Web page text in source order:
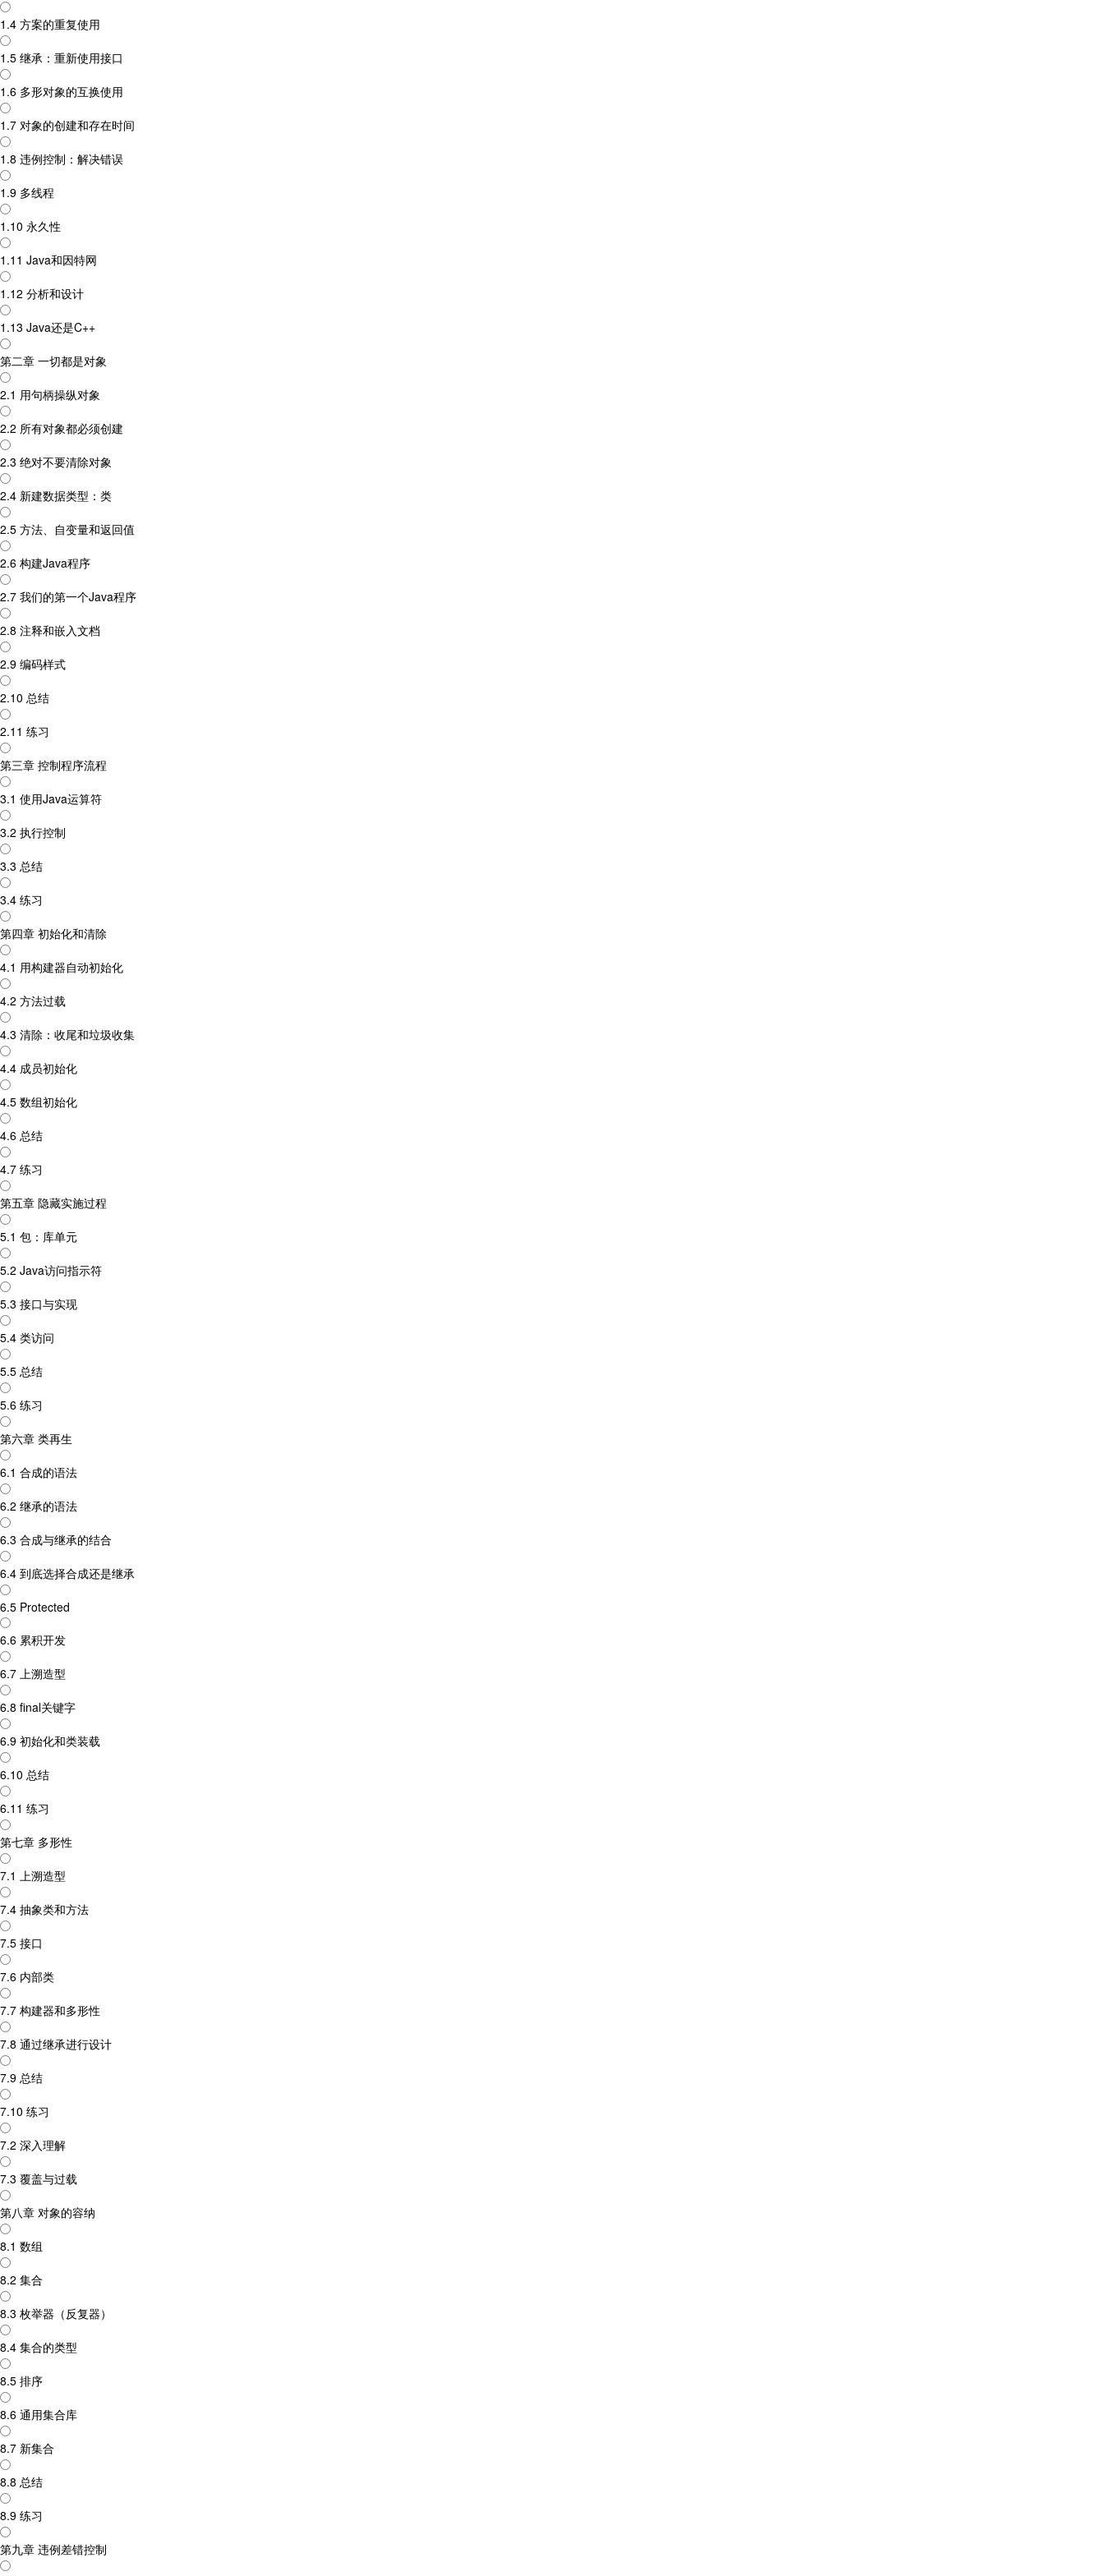
1.4 方案的重复使用
1.5 继承：重新使用接口
1.6 多形对象的互换使用
1.7 对象的创建和存在时间
1.8 违例控制：解决错误
1.9 多线程
1.10 永久性
1.11 Java和因特网
1.12 分析和设计
1.13 Java还是C++
第二章 一切都是对象
2.1 用句柄操纵对象
2.2 所有对象都必须创建
2.3 绝对不要清除对象
2.4 新建数据类型：类
2.5 方法、自变量和返回值
2.6 构建Java程序
2.7 我们的第一个Java程序
2.8 注释和嵌入文档
2.9 编码样式
2.10 总结
2.11 练习
第三章 控制程序流程
3.1 使用Java运算符
3.2 执行控制
3.3 总结
3.4 练习
第四章 初始化和清除
4.1 用构建器自动初始化
4.2 方法过载
4.3 清除：收尾和垃圾收集
4.4 成员初始化
4.5 数组初始化
4.6 总结
4.7 练习
第五章 隐藏实施过程
5.1 包：库单元
5.2 Java访问指示符
5.3 接口与实现
5.4 类访问
5.5 总结
5.6 练习
第六章 类再生
6.1 合成的语法
6.2 继承的语法
6.3 合成与继承的结合
6.4 到底选择合成还是继承
6.5 Protected
6.6 累积开发
6.7 上溯造型
6.8 final关键字
6.9 初始化和类装载
6.10 总结
6.11 练习
第七章 多形性
7.1 上溯造型
7.4 抽象类和方法
7.5 接口
7.6 内部类
7.7 构建器和多形性
7.8 通过继承进行设计
7.9 总结
7.10 练习
7.2 深入理解
7.3 覆盖与过载
第八章 对象的容纳
8.1 数组
8.2 集合
8.3 枚举器（反复器）
8.4 集合的类型
8.5 排序
8.6 通用集合库
8.7 新集合
8.8 总结
8.9 练习
第九章 违例差错控制